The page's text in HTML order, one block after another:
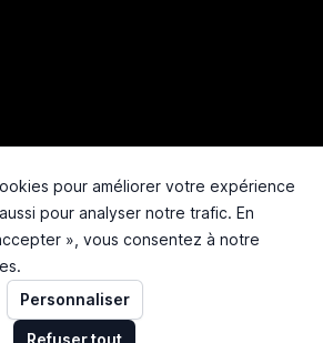
pour améliorer votre expérience
pour analyser notre trafic. En
», vous consentez à notre
Personnaliser
Refuser tout